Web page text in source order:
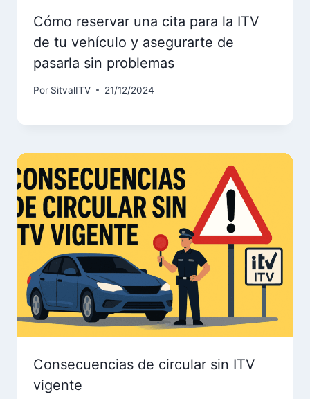
Cómo reservar una cita para la ITV
de tu vehículo y asegurarte de
pasarla sin problemas
Por SitvalITV 21/12/2024
Consecuencias de circular sin ITV
vigente